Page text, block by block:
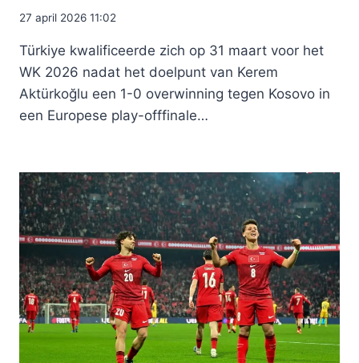
27 april 2026 11:02
Türkiye kwalificeerde zich op 31 maart voor het
WK 2026 nadat het doelpunt van Kerem
Aktürkoğlu een 1-0 overwinning tegen Kosovo in
een Europese play-offfinale…